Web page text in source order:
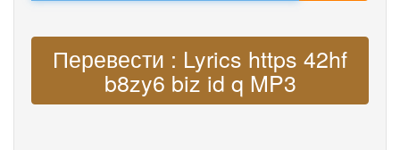
Перевести : Lyrics https 42hf
b8zy6 biz id q MP3